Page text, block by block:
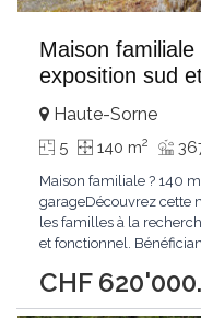
Maison
exposition sud
CHF
Haute-Sorne
5 140 m2
Maison familiale ? 140
garageDécouvrez cette
les familles à la
et fonctionnel.
sublimée par un jardin
moments conviviaux....